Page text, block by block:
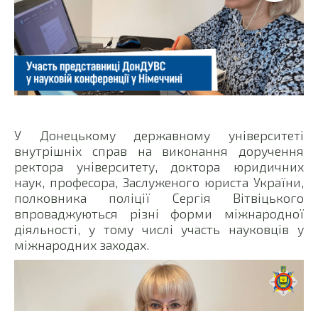
У Донецькому державному університеті
внутрішніх справ на виконання доручення
ректора університету, доктора юридичних
наук, професора, Заслуженого юриста України,
полковника поліції Сергія Вітвіцького
впроваджуються різні форми міжнародної
діяльності, у тому числі участь науковців у
міжнародних заходах.